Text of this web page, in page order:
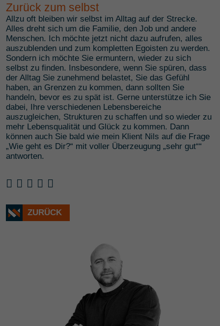
Zurück zum selbst
Allzu oft bleiben wir selbst im Alltag auf der Strecke.
Alles dreht sich um die Familie, den Job und andere
Menschen. Ich möchte jetzt nicht dazu aufrufen, alles
auszublenden und zum kompletten Egoisten zu werden.
Sondern ich möchte Sie ermuntern, wieder zu sich
selbst zu finden. Insbesondere, wenn Sie spüren, dass
der Alltag Sie zunehmend belastet, Sie das Gefühl
haben, an Grenzen zu kommen, dann sollten Sie
handeln, bevor es zu spät ist. Gerne unterstütze ich Sie
dabei, Ihre verschiedenen Lebensbereiche
auszugleichen, Strukturen zu schaffen und so wieder zu
mehr Lebensqualität und Glück zu kommen. Dann
können auch Sie bald wie mein Klient Nils auf die Frage
„Wie geht es Dir?“ mit voller Überzeugung „sehr gut““
antworten.
ZURÜCK